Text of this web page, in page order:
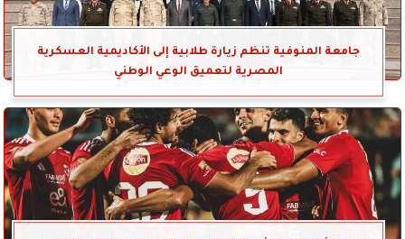
جامعة المنوفية تنظم زيارة طلابية إلى الأكاديمية العسكرية
المصرية لتعميق الوعي الوطني